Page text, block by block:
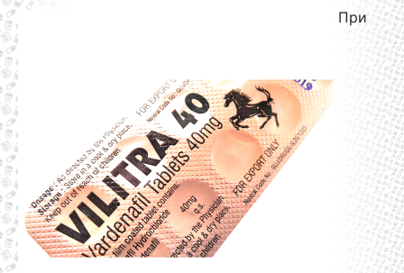
При